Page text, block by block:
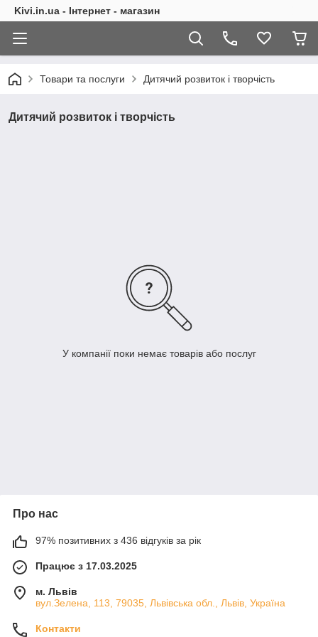
Kivi.in.ua - Інтернет - магазин
Товари та послуги Дитячий розвиток і творчість
Дитячий розвиток і творчість
У компанії поки немає товарів або послуг
Про нас
97% позитивних з 436 відгуків за рік
Працює з 17.03.2025
м. Львів
вул.Зелена, 113, 79035, Львівська обл., Львів, Україна
Контакти